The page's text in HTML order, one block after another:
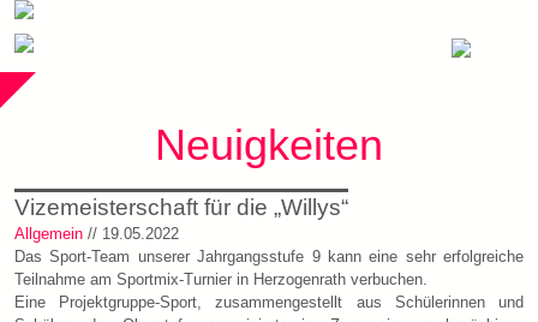
Neuigkeiten
Vizemeisterschaft für die „Willys“
Allgemein // 19.05.2022
Das Sport-Team unserer Jahrgangsstufe 9 kann eine sehr erfolgreiche
Teilnahme am Sportmix-Turnier in Herzogenrath verbuchen.
Eine Projektgruppe-Sport, zusammengestellt aus Schülerinnen und